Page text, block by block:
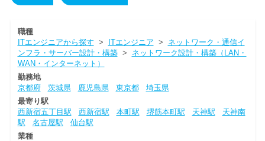
職種
ITエンジニアから探す > ITエンジニア > ネットワーク・通信イ
ンフラ・サーバー設計・構築> ネットワーク設計・構築（LAN・
WAN・インターネット）
勤務地
京都府
茨城県 鹿児島県 東京都
埼玉県
最寄り駅
西新宿五丁目駅
西新宿駅 本町駅 堺筋本町駅 天神駅
天神南
駅
名古屋駅
仙台駅
業種